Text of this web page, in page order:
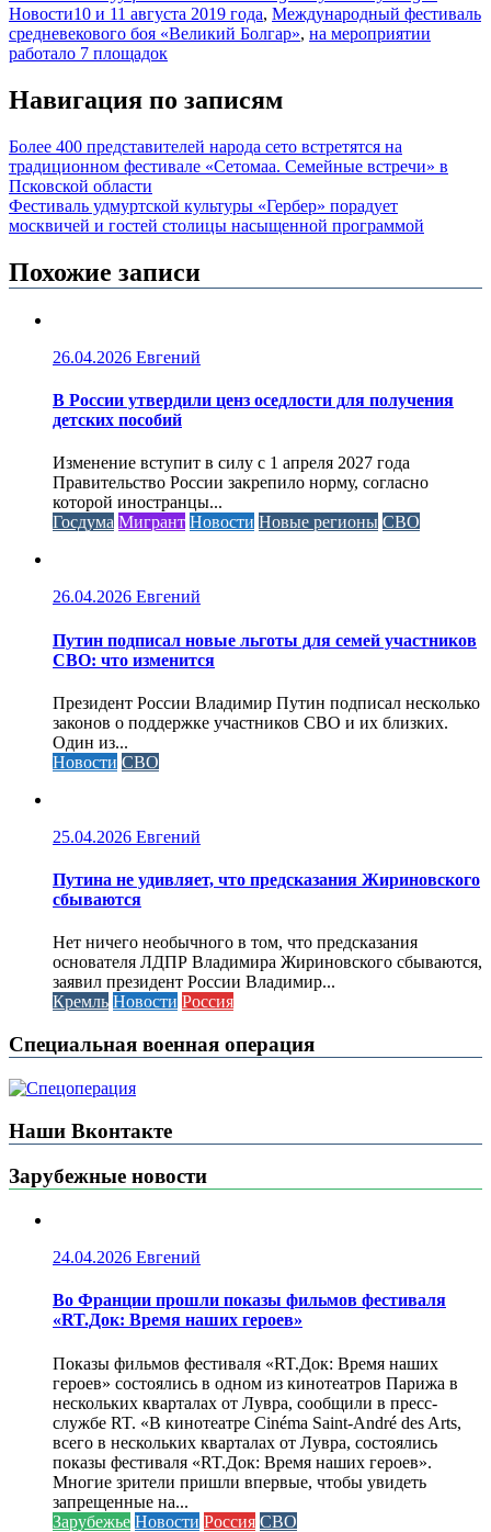
Новости10 и 11 августа 2019 года, Международный фестиваль
средневекового боя «Великий Болгар», на мероприятии
работало 7 площадок
Навигация по записям
Более 400 представителей народа сето встретятся на
традиционном фестивале «Сетомаа. Семейные встречи» в
Псковской области
Фестиваль удмуртской культуры «Гербер» порадует
москвичей и гостей столицы насыщенной программой
Похожие записи
26.04.2026 Евгений
В России утвердили ценз оседлости для получения
детских пособий
Изменение вступит в силу с 1 апреля 2027 года
Правительство России закрепило норму, согласно
которой иностранцы...
Госдума Мигрант Новости Новые регионы СВО
26.04.2026 Евгений
Путин подписал новые льготы для семей участников
СВО: что изменится
Президент России Владимир Путин подписал несколько
законов о поддержке участников СВО и их близких.
Один из...
Новости СВО
25.04.2026 Евгений
Путина не удивляет, что предсказания Жириновского
сбываются
Нет ничего необычного в том, что предсказания
основателя ЛДПР Владимира Жириновского сбываются,
заявил президент России Владимир...
Кремль Новости Россия
Специальная военная операция
Наши Вконтакте
Зарубежные новости
24.04.2026 Евгений
Во Франции прошли показы фильмов фестиваля
«RT.Док: Время наших героев»
Показы фильмов фестиваля «RT.Док: Время наших
героев» состоялись в одном из кинотеатров Парижа в
нескольких кварталах от Лувра, сообщили в пресс-
службе RT. «В кинотеатре Cinéma Saint-André des Arts,
всего в нескольких кварталах от Лувра, состоялись
показы фестиваля «RT.Док: Время наших героев».
Многие зрители пришли впервые, чтобы увидеть
запрещенные на...
Зарубежье Новости Россия СВО